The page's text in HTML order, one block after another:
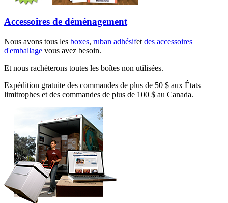
Accessoires de déménagement
Nous avons tous les boxes, ruban adhésifet des accessoires
d'emballage vous avez besoin.
Et nous rachèterons toutes les boîtes non utilisées.
Expédition gratuite des commandes de plus de 50 $ aux États
limitrophes et des commandes de plus de 100 $ au Canada.